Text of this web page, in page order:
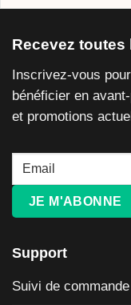
Recevez
Inscrivez-vous
bénéficier en
et promotions
JE M'ABONNE
Support
Suivi de commande